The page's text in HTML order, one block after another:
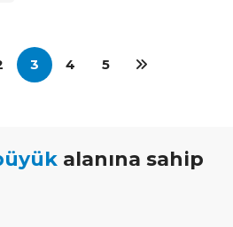
3 4 5
alanına sahip